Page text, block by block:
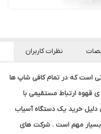
نظرات کاربران
است که در تمام کافی شاپ ها
قهوه ارتباط مستقیمی با
خرید یک دستگاه آسیاب
مهم است . شرکت های